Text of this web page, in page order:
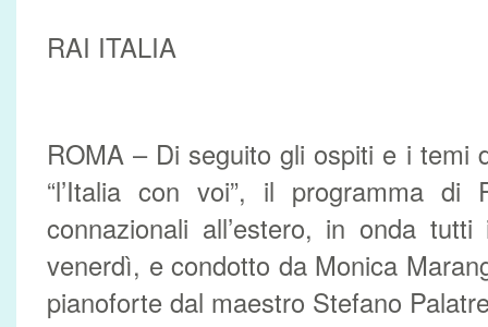
RAI ITALIA
ROMA – Di seguito gli ospiti e i temi
“l’Italia con voi”, il programma di
connazionali all’estero, in onda
venerdì, e condotto da Monica
pianoforte dal maestro Stefano